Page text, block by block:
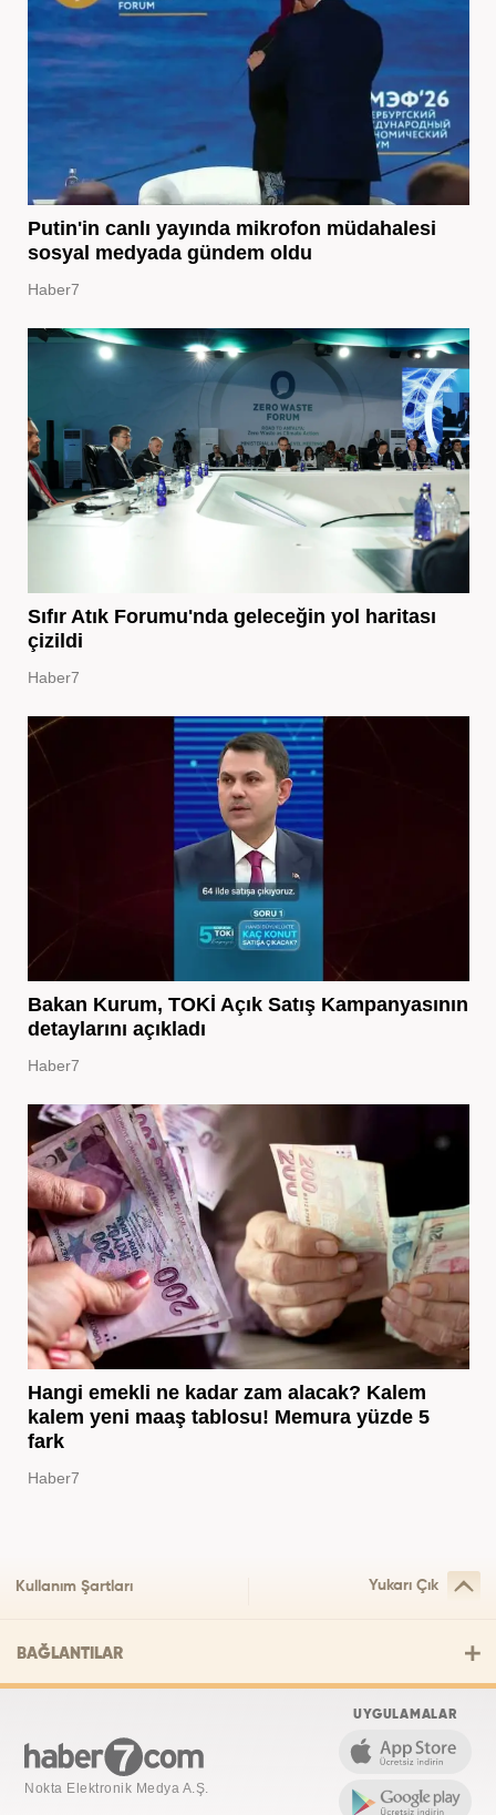
Putin'in canlı yayında mikrofon müdahalesi
sosyal medyada gündem oldu
Haber7
Sıfır Atık Forumu'nda geleceğin yol haritası
çizildi
Haber7
Bakan Kurum, TOKİ Açık Satış Kampanyasının
detaylarını açıkladı
Haber7
Hangi emekli ne kadar zam alacak? Kalem
kalem yeni maaş tablosu! Memura yüzde 5
fark
Haber7
Kullanım Şartları Yukarı Çık
BAĞLANTILAR
Nokta Elektronik Medya A.Ş.
UYGULAMALAR